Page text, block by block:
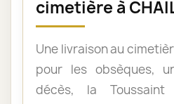
cimetière à
Une livraison au
pour les obsèques,
décès, la